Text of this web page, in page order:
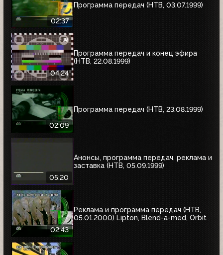
02:37
Программа передач (НТВ, 03.07.1999)
04:24
Программа передач и конец эфира
(НТВ, 22.08.1999)
02:09
Программа передач (НТВ, 23.08.1999)
05:20
Анонсы, программа передач, реклама и
заставка (НТВ, 05.09.1999)
02:43
Реклама и программа передач (НТВ,
05.01.2000) Lipton, Blend-a-med, Orbit